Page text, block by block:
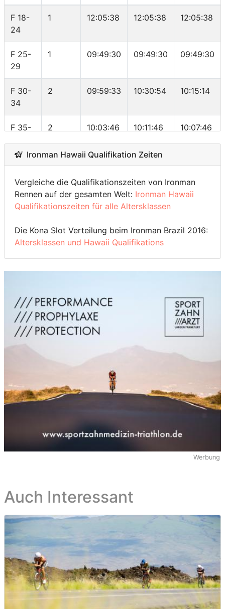
M 45-
49
9 09:15:50 10:00:37 09:45:03
M 50-
54
6 09:10:52 10:21:35 10:03:01
M 55-
59
3 10:19:39 10:34:32 10:29:19
M 60-
64
1 10:52:22 10:52:22 10:52:22
M 65-
69
1 11:26:09 11:26:09
F 18-
24
1 12:05:38 12:05:38 12:05:38
F 25-
29
1 09:49:30 09:49:30 09:49:30
F 30-
34
2 09:59:33 10:30:54 10:15:14
F 35-
2 10:03:46 10:11:46 10:07:46
F 40-
2 10:20:18 10:39:49 10:30:04
F 45-
49
2 10:39:20 11:14:29 10:56:55
F 50-
11:40:33 11:40:33
F 55-
1 13:22:53 13:22:53 13:22:53
F 60-
64
1 12:26:50 12:26:50
Ironman Hawaii Qualifikation Zeiten
Vergleiche die Qualifikationszeiten von Ironman
Rennen auf der gesamten Welt: Ironman Hawaii
Qualifikationszeiten für alle Altersklassen
Die Kona Slot Verteilung beim Ironman Brazil 2016:
Altersklassen und Hawaii Qualifikations
Werbung
Auch Interessant